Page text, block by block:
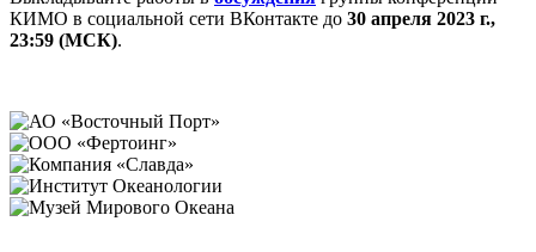
КИМО в социальной сети ВКонтакте до 30 апреля 2023 г.,
23:59 (МСК).